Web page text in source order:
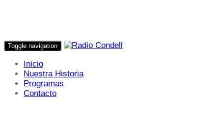
Toggle navigation
Inicio
Nuestra Historia
Programas
Contacto